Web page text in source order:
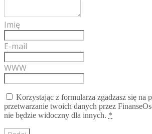
Imię
E-mail
WWW
Korzystając z formularza zgadzasz się na
przetwarzanie twoich danych przez
nie będzie widoczny dla innych. *